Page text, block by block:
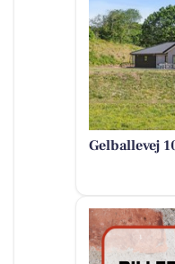
Gelballevej